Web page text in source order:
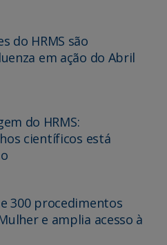
do HRMS são
em ação do Abril
do HRMS:
científicos está
300 procedimentos
e amplia acesso à